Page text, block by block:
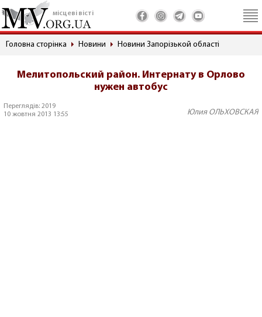
місцеві вісті
Головна сторінка Новини Новини Запорізькой області
Мелитопольский район. Интернату в Орлово
нужен автобус
Переглядів: 2019
10 жовтня 2013 13:55
Юлия ОЛЬХОВСКАЯ